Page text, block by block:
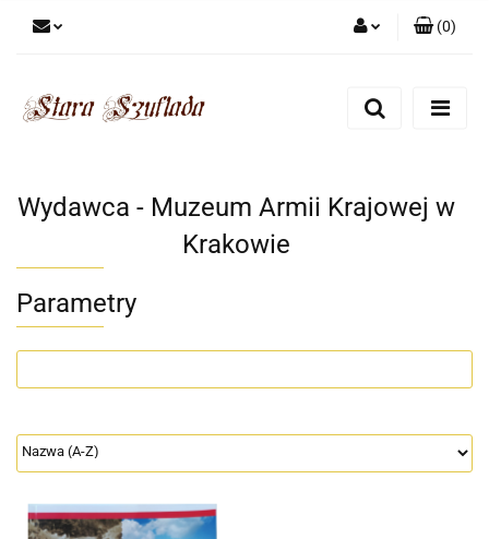
Zarejestruj się
(0)
Wydawca - Muzeum Armii Krajowej w
Krakowie
Parametry